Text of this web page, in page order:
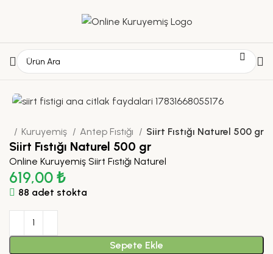
Kuruyemiş Antep Fıstığı Siirt Fıstığı Naturel 500 gr
Siirt Fıstığı Naturel 500 gr
Online Kuruyemiş Siirt Fıstığı Naturel
619,00₺
88 adet stokta
Sepete Ekle